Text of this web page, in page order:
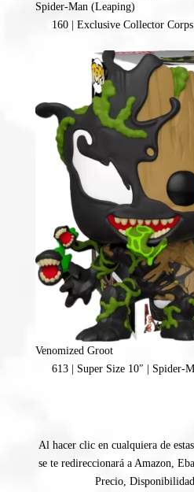
Spider-Man (Leaping)
160 | Exclusive Collector
Venomized Groot
613 | Super Size 10″ | Spider-
Al hacer clic en cualquiera de
se te redireccionará a Amazon,
Precio,